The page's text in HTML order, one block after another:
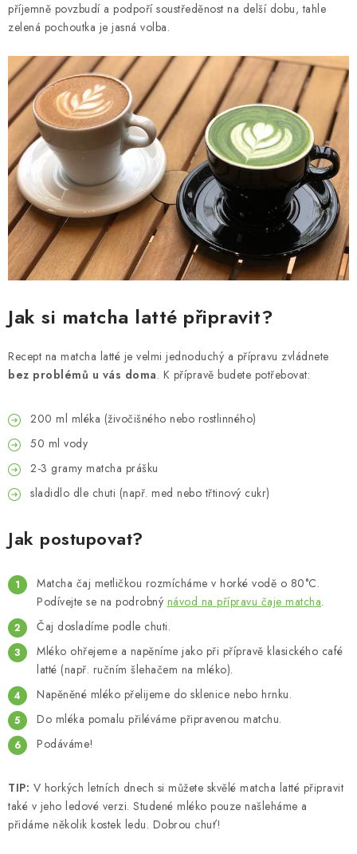
příjemně povzbudí a podpoří soustředěnost na delší dobu, tahle
zelená pochoutka je jasná volba.
Jak si matcha latté připravit?
Recept na matcha latté je velmi jednoduchý a přípravu zvládnete
bez problémů u vás doma. K přípravě budete potřebovat:
200 ml mléka (živočišného nebo rostlinného)
50 ml vody
2-3 gramy matcha prášku
sladidlo dle chuti (např. med nebo třtinový cukr)
Jak postupovat?
Matcha čaj metličkou rozmícháme v horké vodě o 80°C.
Podívejte se na podrobný návod na přípravu čaje matcha.
Čaj dosladíme podle chuti.
Mléko ohřejeme a napěníme jako při přípravě klasického café
latté (např. ručním šlehačem na mléko).
Napěněné mléko přelijeme do sklenice nebo hrnku.
Do mléka pomalu přiléváme připravenou matchu.
Podáváme!
TIP: V horkých letních dnech si můžete skvělé matcha latté připravit
také v jeho ledové verzi. Studené mléko pouze našleháme a
přidáme několik kostek ledu. Dobrou chuť!